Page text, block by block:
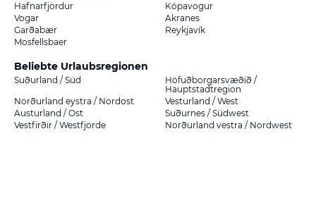
Hafnarfjördur
Kópavogur
Vogar
Akranes
Garðabær
Reykjavík
Mosfellsbaer
Beliebte Urlaubsregionen
Suðurland / Süd
Höfuðborgarsvæðið /
Hauptstadtregion
Norðurland eystra / Nordost
Vesturland / West
Austurland / Ost
Suðurnes / Südwest
Vestfirðir / Westfjorde
Norðurland vestra / Nordwest